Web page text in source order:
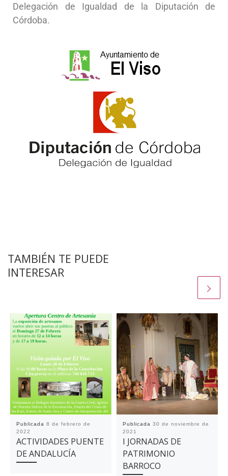
Delegación de Igualdad de la Diputación de
Córdoba.
TAMBIÉN TE PUEDE
INTERESAR
Publicada 8 de febrero de
2022
ACTIVIDADES PUENTE
DE ANDALUCÍA
Publicada 30 de noviembre de
2021
I JORNADAS DE
PATRIMONIO
BARROCO